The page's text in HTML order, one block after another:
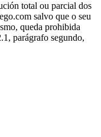
total ou parcial dos
salvo que o seu
queda prohibida
parágrafo segundo,